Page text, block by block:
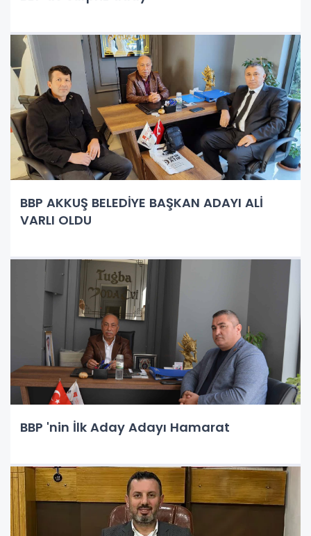
BBP AKKUŞ BELEDİYE BAŞKAN ADAYI ALİ
VARLI OLDU
BBP 'nin İlk Aday Adayı Hamarat